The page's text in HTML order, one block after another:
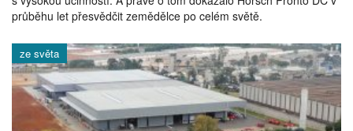
průběhu let přesvědčit zemědělce po celém světě.
ze světa